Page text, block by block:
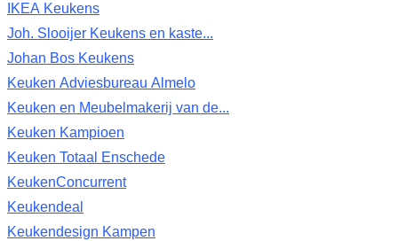
IKEA Keukens
Joh. Slooijer Keukens en kaste...
Johan Bos Keukens
Keuken Adviesbureau Almelo
Keuken en Meubelmakerij van de...
Keuken Kampioen
Keuken Totaal Enschede
KeukenConcurrent
Keukendeal
Keukendesign Kampen